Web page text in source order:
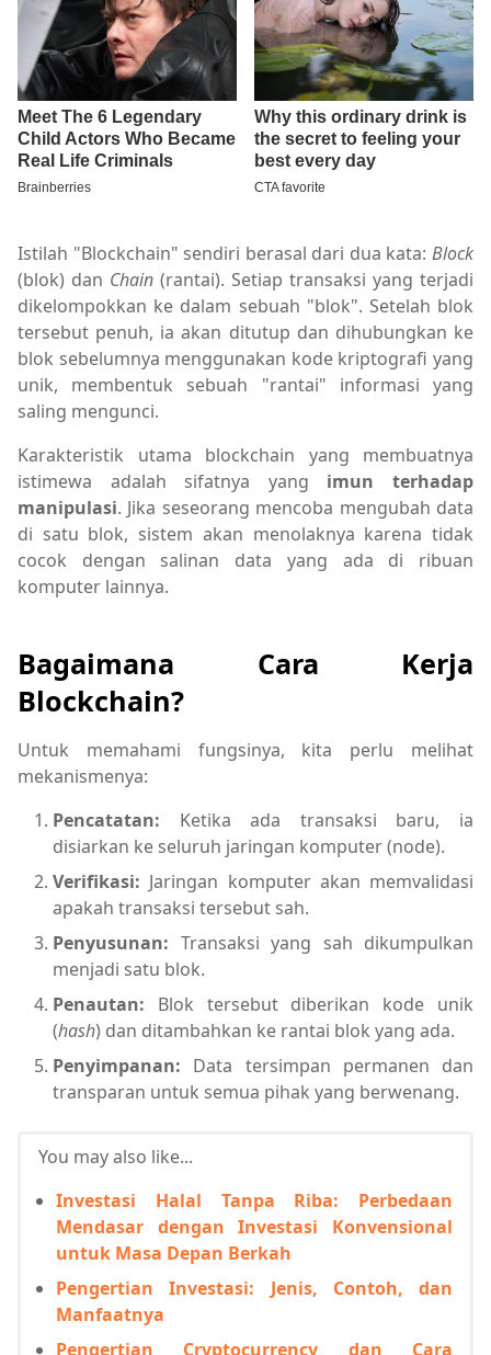
Istilah "Blockchain" sendiri berasal dari dua kata: Block
(blok) dan Chain (rantai). Setiap transaksi yang terjadi
dikelompokkan ke dalam sebuah "blok". Setelah blok
tersebut penuh, ia akan ditutup dan dihubungkan ke
blok sebelumnya menggunakan kode kriptografi yang
unik, membentuk sebuah "rantai" informasi yang
saling mengunci.
Karakteristik utama blockchain yang membuatnya
istimewa adalah sifatnya yang imun terhadap
manipulasi. Jika seseorang mencoba mengubah data
di satu blok, sistem akan menolaknya karena tidak
cocok dengan salinan data yang ada di ribuan
komputer lainnya.
Bagaimana Cara Kerja
Blockchain?
Untuk memahami fungsinya, kita perlu melihat
mekanismenya:
Pencatatan: Ketika ada transaksi baru, ia
disiarkan ke seluruh jaringan komputer (node).
Verifikasi: Jaringan komputer akan memvalidasi
apakah transaksi tersebut sah.
Penyusunan: Transaksi yang sah dikumpulkan
menjadi satu blok.
Penautan: Blok tersebut diberikan kode unik
(hash) dan ditambahkan ke rantai blok yang ada.
Penyimpanan: Data tersimpan permanen dan
transparan untuk semua pihak yang berwenang.
You may also like...
Investasi Halal Tanpa Riba: Perbedaan
Mendasar dengan Investasi Konvensional
untuk Masa Depan Berkah
Pengertian Investasi: Jenis, Contoh, dan
Manfaatnya
Pengertian Cryptocurrency dan Cara